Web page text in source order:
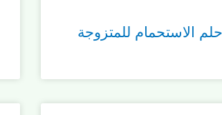
الاستحمام للمتزوجة